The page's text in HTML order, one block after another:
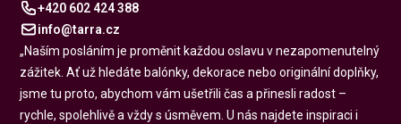
+420 602 424 388
info@tarra.cz
„Naším posláním je proměnit každou oslavu v nezapomenutelný
zážitek. Ať už hledáte balónky, dekorace nebo originální doplňky,
jsme tu proto, abychom vám ušetřili čas a přinesli radost –
rychle, spolehlivě a vždy s úsměvem. U nás najdete inspiraci i